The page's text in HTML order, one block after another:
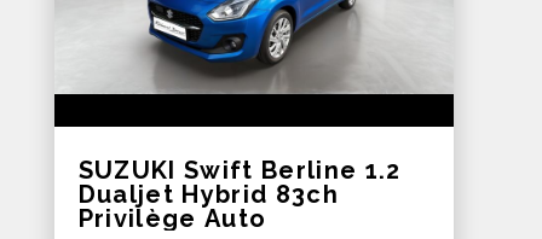
SUZUKI Swift Berline 1.2
Dualjet Hybrid 83ch
Privilège Auto